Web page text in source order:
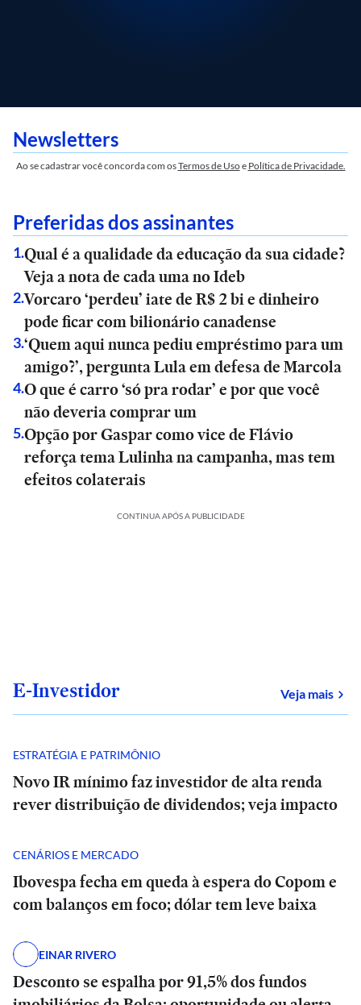
Newsletters
Ao se cadastrar você concorda com osTermos de Usoe Política de Privacidade.
Preferidas dos assinantes
1.Qual é a qualidade da educação da sua cidade?
Veja a nota de cada uma no Ideb
2.Vorcaro ‘perdeu’ iate de R$ 2 bi e dinheiro
pode ficar com bilionário canadense
3.‘Quem aqui nunca pediu empréstimo para um
amigo?’, pergunta Lula em defesa de Marcola
4.O que é carro ‘só pra rodar’ e por que você
não deveria comprar um
5.Opção por Gaspar como vice de Flávio
reforça tema Lulinha na campanha, mas tem
efeitos colaterais
CONTINUA APÓS A PUBLICIDADE
E-Investidor Veja mais
ESTRATÉGIA E PATRIMÔNIO
Novo IR mínimo faz investidor de alta renda
rever distribuição de dividendos; veja impacto
CENÁRIOS E MERCADO
Ibovespa fecha em queda à espera do Copom e
com balanços em foco; dólar tem leve baixa
EINAR RIVERO
Desconto se espalha por 91,5% dos fundos